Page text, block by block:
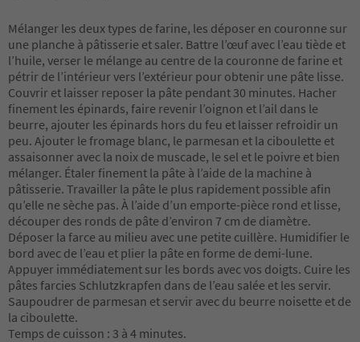
Mélanger les deux types de farine, les déposer en couronne sur
une planche à pâtisserie et saler. Battre l’œuf avec l’eau tiède et
l’huile, verser le mélange au centre de la couronne de farine et
pétrir de l’intérieur vers l’extérieur pour obtenir une pâte lisse.
Couvrir et laisser reposer la pâte pendant 30 minutes. Hacher
finement les épinards, faire revenir l’oignon et l’ail dans le
beurre, ajouter les épinards hors du feu et laisser refroidir un
peu. Ajouter le fromage blanc, le parmesan et la ciboulette et
assaisonner avec la noix de muscade, le sel et le poivre et bien
mélanger. Étaler finement la pâte à l’aide de la machine à
pâtisserie. Travailler la pâte le plus rapidement possible afin
qu’elle ne sèche pas. À l’aide d’un emporte-pièce rond et lisse,
découper des ronds de pâte d’environ 7 cm de diamètre.
Déposer la farce au milieu avec une petite cuillère. Humidifier le
bord avec de l’eau et plier la pâte en forme de demi-lune.
Appuyer immédiatement sur les bords avec vos doigts. Cuire les
pâtes farcies Schlutzkrapfen dans de l’eau salée et les servir.
Saupoudrer de parmesan et servir avec du beurre noisette et de
la ciboulette.
Temps de cuisson : 3 à 4 minutes.